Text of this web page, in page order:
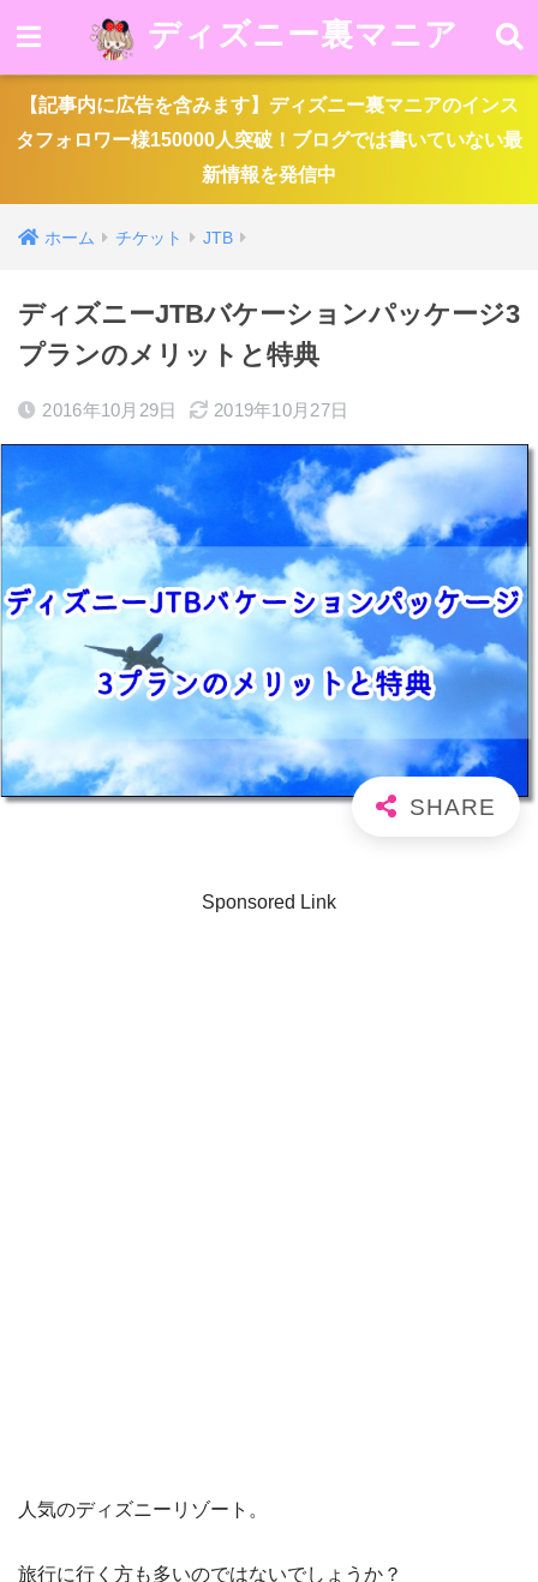
ディズニー裏マニア
【記事内に広告を含みます】ディズニー裏マニアのインス
タフォロワー様150000人突破！ブログでは書いていない最
新情報を発信中
ホーム チケット JTB
ディズニーJTBバケーションパッケージ3
プランのメリットと特典
2016年10月29日 2019年10月27日
Sponsored Link
人気のディズニーリゾート。
旅行に行く方も多いのではないでしょうか？